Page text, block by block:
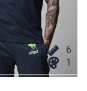
6
1